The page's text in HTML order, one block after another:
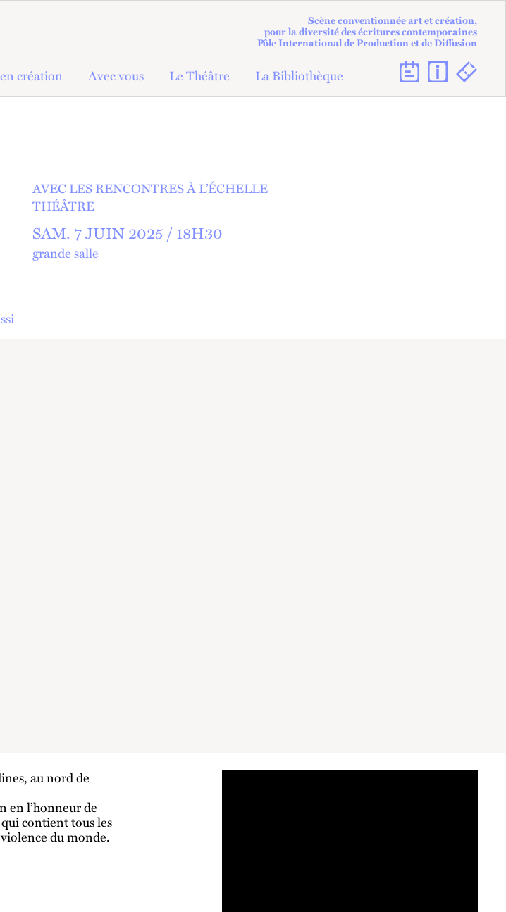
Scène conventionnée art et création,
pour la diversité des écritures contemporaines
Pôle International de Production et de Diffusion
création Avec vous Le Théâtre La Bibliothèque
AVEC LES RENCONTRES À L’ÉCHELLE
THÉÂTRE
SAM. 7 JUIN 2025 /18H30
grande salle
au nord de
en l’honneur de
contient tous les
du monde.